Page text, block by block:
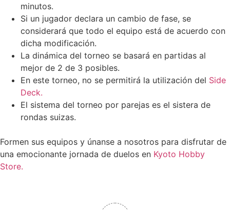
minutos.
Si un jugador declara un cambio de fase, se
considerará que todo el equipo está de acuerdo con
dicha modificación.
La dinámica del torneo se basará en partidas al
mejor de 2 de 3 posibles.
En este torneo, no se permitirá la utilización del Side
Deck.
El sistema del torneo por parejas es el sistera de
rondas suizas.
Formen sus equipos y únanse a nosotros para disfrutar de
una emocionante jornada de duelos en Kyoto Hobby
Store.